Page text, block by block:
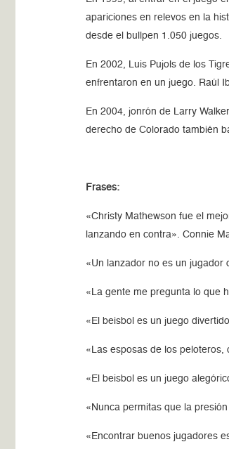
apariciones en relevos en la
desde el bullpen 1.050 juegos.
En 2002, Luis Pujols de los
enfrentaron en un juego. Raúl
En 2004, jonrón de Larry
derecho de Colorado también
Frases:
«Christy Mathewson fue el
lanzando en contra». Connie
«Un lanzador no es un jugador
«La gente me pregunta lo que
«El beisbol es un juego
«Las esposas de los peloteros,
«El beisbol es un juego
«Nunca permitas que la
«Encontrar buenos jugadores